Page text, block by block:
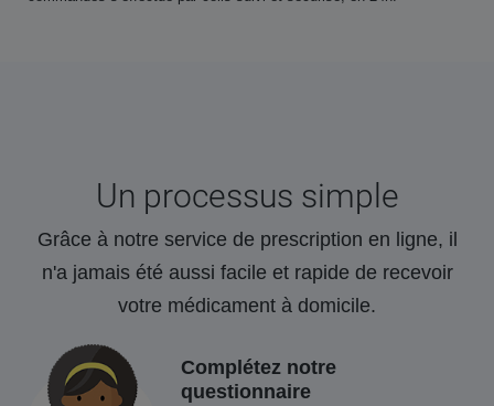
Un processus simple
Grâce à notre service de prescription en ligne, il
n'a jamais été aussi facile et rapide de recevoir
votre médicament à domicile.
Complétez notre
questionnaire